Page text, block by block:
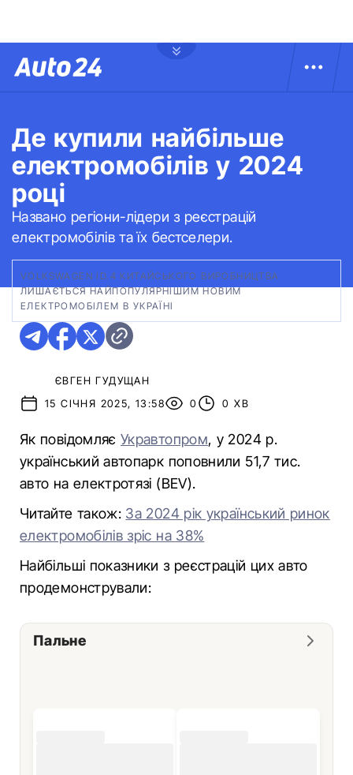
Де купили найбільше
електромобілів у 2024
році
Названо регіони-лідери з реєстрацій
електромобілів та їх бестселери.
VOLKSWAGEN ID.4 КИТАЙСЬКОГО ВИРОБНИЦТВА
ЛИШАЄТЬСЯ НАЙПОПУЛЯРНІШИМ НОВИМ
ЕЛЕКТРОМОБІЛЕМ В УКРАЇНІ
ЄВГЕН ГУДУЩАН
15 СІЧНЯ 2025, 13:58
0 0 ХВ
Як повідомляєУкравтопром, у 2024 р.
український автопарк поповнили 51,7 тис.
авто на електротязі (BEV).
Читайте також: За 2024 рік український ринок
електромобілів зріс на 38%
Найбільші показники з реєстрацій цих авто
продемонстрували:
Пальне